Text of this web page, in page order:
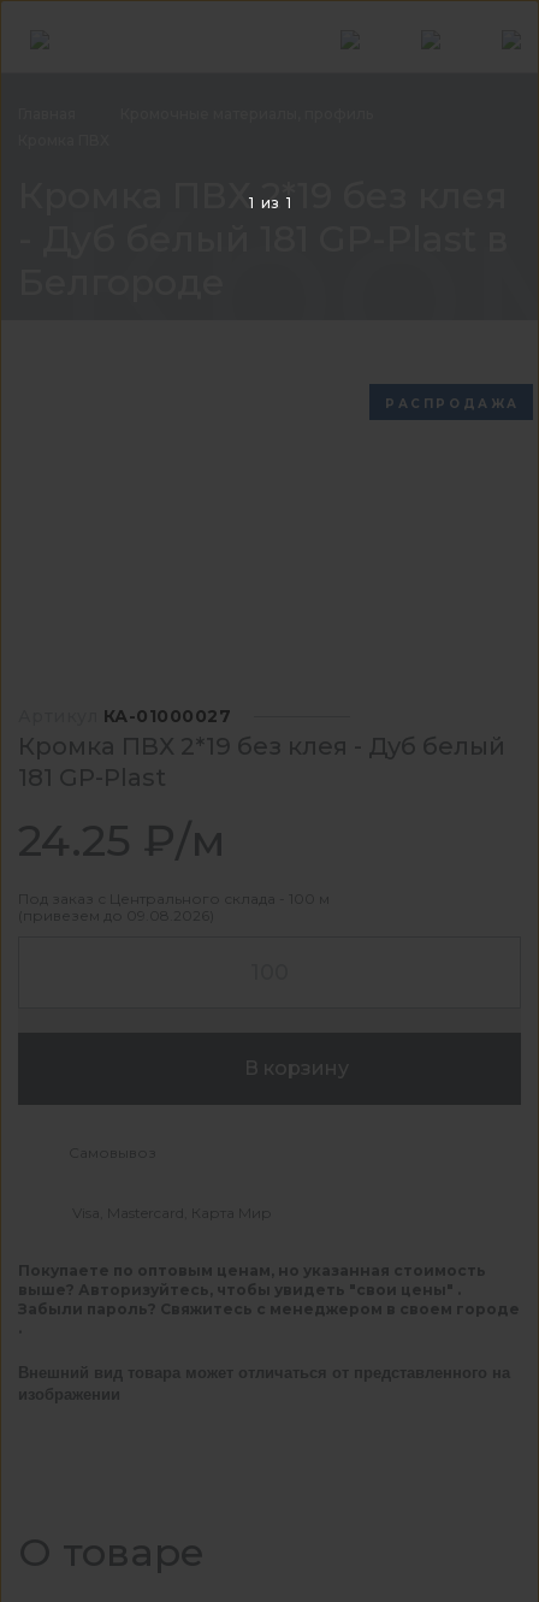
Кромка ПВХ 2*19 без клея
РАСПРОДАЖА
КА-01000027
Кромка ПВХ 2*19 без клея - Дуб белый
181 GP-Plast
24.25 ₽/м
Под заказ с Центрального склада - 100 м
(привезем до 09.08.2026)
В корзину
Самовывоз
Visa, Mastercard, Карта Мир
Покупаете по оптовым ценам, но указанная стоимость
выше? Авторизуйтесь, чтобы увидеть "свои цены" .
Забыли пароль? Свяжитесь с менеджером в своем городе
Внешний вид товара может отличаться от представленного на
изображении
О товаре
1 из 1